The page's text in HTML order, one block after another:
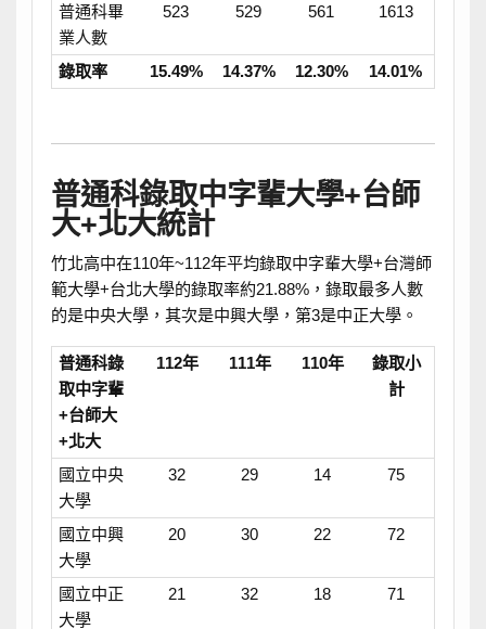
普通科畢
業人數
523 529 561 1613
錄取率 15.49% 14.37% 12.30% 14.01%
普通科錄取中字輩大學+台師
大+北大統計
竹北高中在110年~112年平均錄取中字輩大學+台灣師
範大學+台北大學的錄取率約21.88%，錄取最多人數
的是中央大學，其次是中興大學，第3是中正大學。
普通科錄
取中字輩
+台師大
+北大
112年 111年 110年
錄取小
計
國立中央
大學
32 29 14 75
國立中興
大學
20 30 22 72
國立中正
大學
21 32 18 71